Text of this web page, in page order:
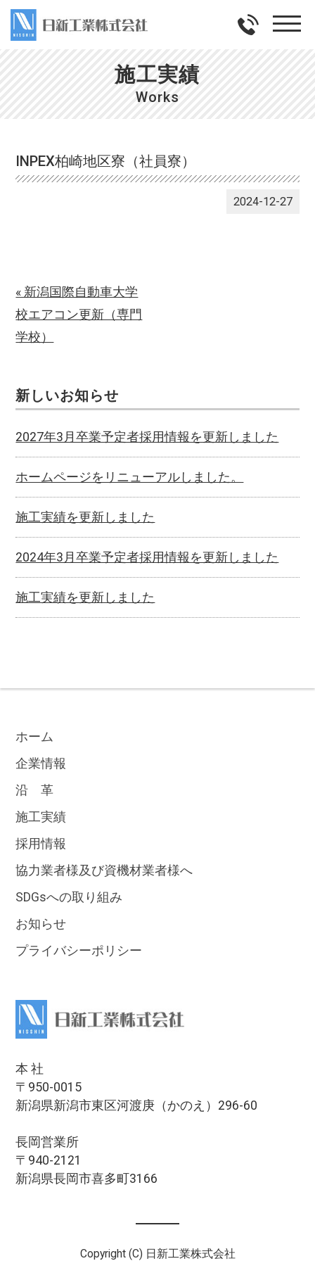
施工実績
Works
INPEX柏崎地区寮（社員寮）
2024-12-27
« 新潟国際自動車大学
校エアコン更新（専門
学校）
新しいお知らせ
2027年3月卒業予定者採用情報を更新しました
ホームページをリニューアルしました。
施工実績を更新しました
2024年3月卒業予定者採用情報を更新しました
施工実績を更新しました
ホーム
企業情報
沿 革
施工実績
採用情報
協力業者様及び資機材業者様へ
SDGsへの取り組み
お知らせ
プライバシーポリシー
本 社
〒950-0015
新潟県新潟市東区河渡庚（かのえ）296-60
長岡営業所
〒940-2121
新潟県長岡市喜多町3166
Copyright (C) 日新工業株式会社